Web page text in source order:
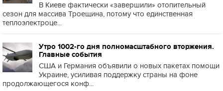
В Киеве фактически «завершили» отопительный
сезон для массива Троещина, потому что единственная
теплоэлектроце...
Утро 1002-го дня полномасштабного вторжения.
Главные события
США и Германия объявили о новых пакетах помощи
Украине, усиливая поддержку страны на фоне
продолжающегося конф...